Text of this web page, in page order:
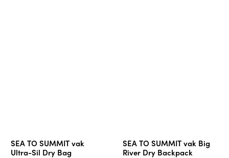
SEA TO SUMMIT vak
Ultra-Sil Dry Bag
SEA TO SUMMIT vak Big
River Dry Backpack